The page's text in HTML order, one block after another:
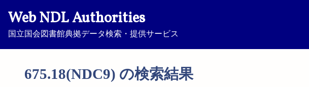
Web NDL Authorities
国立国会図書館典拠データ検索・提供サービス
675.18(NDC9) の検索結果